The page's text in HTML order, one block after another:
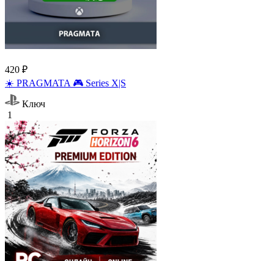
420 ₽
☀️ PRAGMATA 🎮 Series X|S
Ключ
1